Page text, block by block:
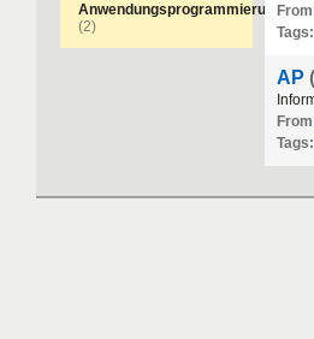
Anwendungsprogrammierung
(2)
Tags:
AP
Tags: